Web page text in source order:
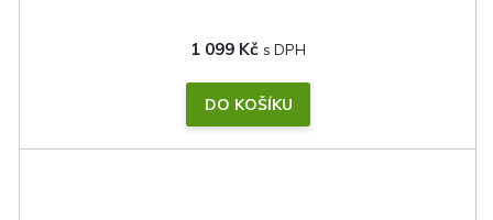
1 099 Kč
DO KOŠÍKU